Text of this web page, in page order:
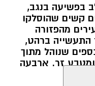
בפשיעה בנגב,
קשים שהוסלקו
מהפזורה
התעשייה ברהט,
שנוהל מתוך
זר. ארבעה